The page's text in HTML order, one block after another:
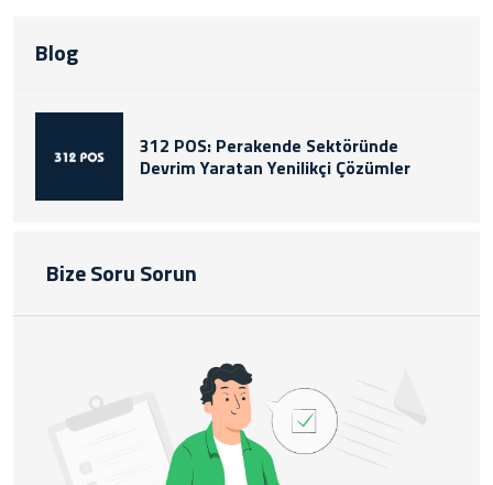
Blog
312 POS: Perakende Sektöründe
Devrim Yaratan Yenilikçi Çözümler
Bize Soru Sorun